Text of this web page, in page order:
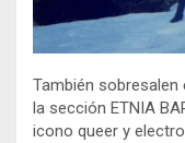
También
la sección ETNIA
icono queer y